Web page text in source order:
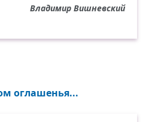
Владимир Вишневский
оглашенья...